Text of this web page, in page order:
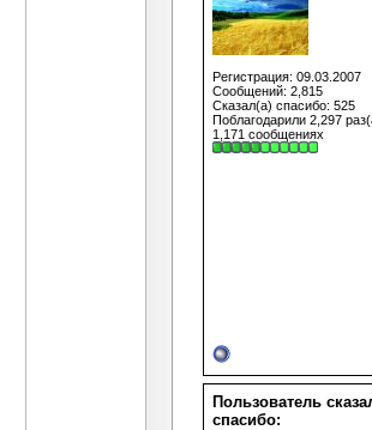
Регистрация: 09.03.2007
Сообщений: 2,815
Сказал(а) спасибо: 525
Поблагодарили 2,297
1,171 сообщениях
Пользователь
cпасибо: